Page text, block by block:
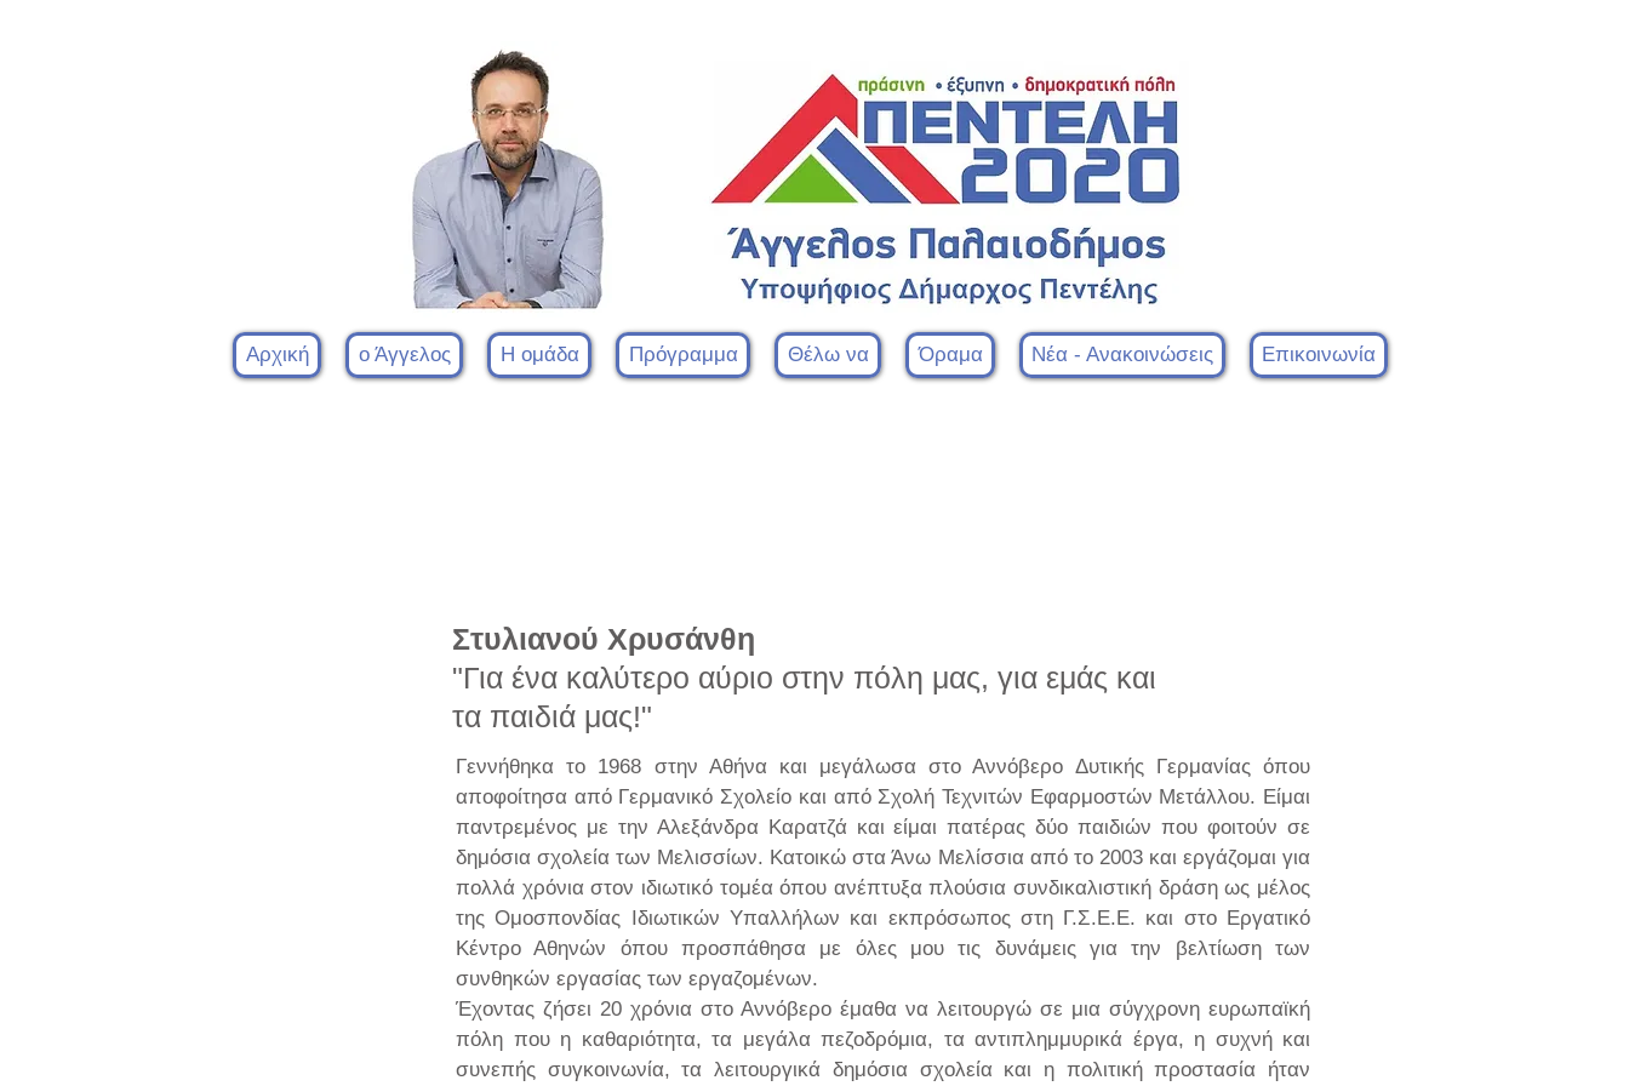
Αρχική ο Άγγελος Η ομάδα Πρόγραμμα Θέλω να Όραμα Νέα - Ανακοινώσεις Επικοινωνία
Στυλιανού Χρυσάνθη
"Για ένα καλύτερο αύριο στην πόλη μας, για εμάς και
τα παιδιά μας!"
Γεννήθηκα το 1968 στην Αθήνα και μεγάλωσα στο Αννόβερο Δυτικής Γερμανίας όπου
αποφοίτησα από Γερμανικό Σχολείο και από Σχολή Τεχνιτών Εφαρμοστών Μετάλλου. Είμαι
παντρεμένος με την Αλεξάνδρα Καρατζά και είμαι πατέρας δύο παιδιών που φοιτούν σε
δημόσια σχολεία των Μελισσίων. Κατοικώ στα Άνω Μελίσσια από το 2003 και εργάζομαι για
πολλά χρόνια στον ιδιωτικό τομέα όπου ανέπτυξα πλούσια συνδικαλιστική δράση ως μέλος
της Ομοσπονδίας Ιδιωτικών Υπαλλήλων και εκπρόσωπος στη Γ.Σ.Ε.Ε. και στο Εργατικό
Κέντρο Αθηνών όπου προσπάθησα με όλες μου τις δυνάμεις για την βελτίωση των
συνθηκών εργασίας των εργαζομένων.
Έχοντας ζήσει 20 χρόνια στο Αννόβερο έμαθα να λειτουργώ σε μια σύγχρονη ευρωπαϊκή
πόλη που η καθαριότητα, τα μεγάλα πεζοδρόμια, τα αντιπλημμυρικά έργα, η συχνή και
συνεπής συγκοινωνία, τα λειτουργικά δημόσια σχολεία και η πολιτική προστασία ήταν